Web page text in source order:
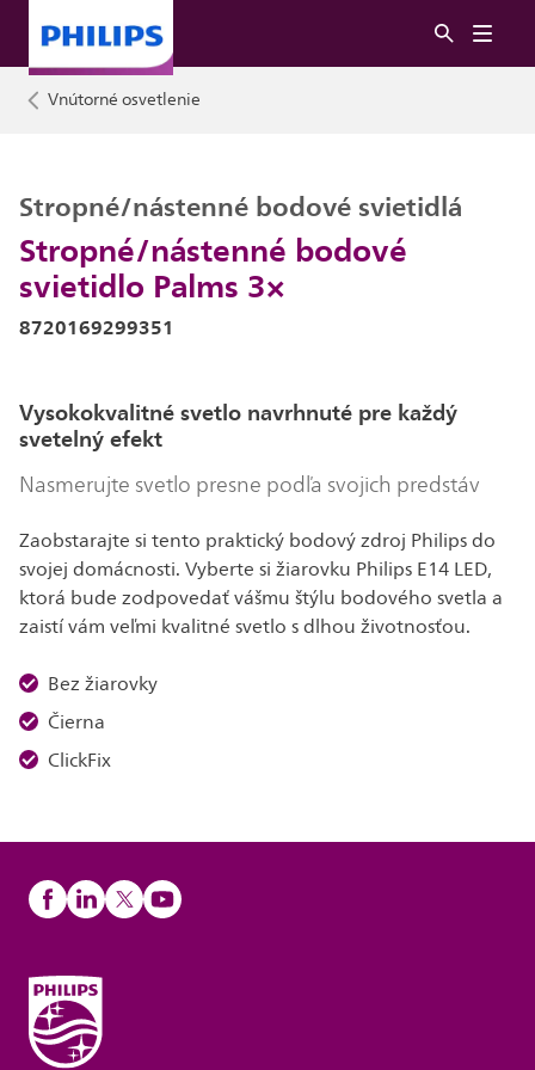
Vnútorné osvetlenie
Stropné/nástenné bodové
svietidlo Palms 3×
Stropné/nástenné bodové svietidlá
8720169299351
Vysokokvalitné svetlo navrhnuté pre každý
svetelný efekt
Nasmerujte svetlo presne podľa svojich predstáv
Zaobstarajte si tento praktický bodový zdroj Philips do
svojej domácnosti. Vyberte si žiarovku Philips E14 LED,
ktorá bude zodpovedať vášmu štýlu bodového svetla a
zaistí vám veľmi kvalitné svetlo s dlhou životnosťou.
Bez žiarovky
Čierna
ClickFix